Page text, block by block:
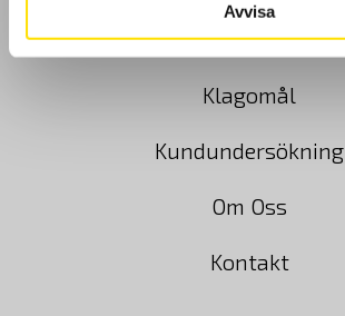
Avvisa
Cookies
Klagomål
Kundundersökning
Om Oss
Kontakt